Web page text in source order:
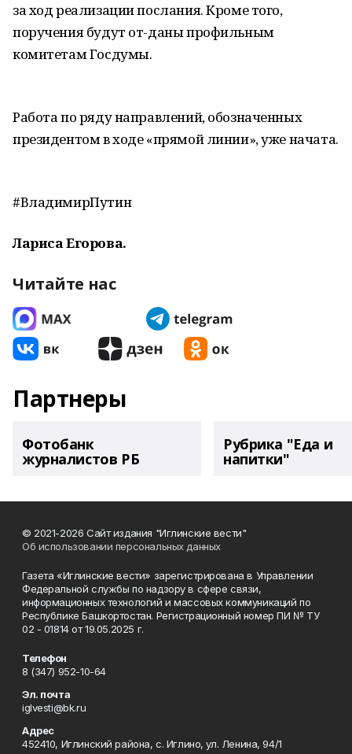
за ход реализации послания. Кроме того,
поручения будут от-даны профильным
комитетам Госдумы.
Работа по ряду направлений, обозначенных
президентом в ходе «прямой линии», уже начата.
#ВладимирПутин
Лариса Егорова.
Читайте нас
Партнеры
Фотобанк
журналистов РБ
Рубрика "Еда и
напитки"
© 2021-2026 Сайт издания "Иглинские вести"
Об использовании персональных данных
Газета «Иглинские вести» зарегистрирована в Управлении
Федеральной службы по надзору в сфере связи,
информационных технологий и массовых коммуникаций по
Республике Башкортостан. Регистрационный номер ПИ № ТУ
02 - 01814 от 19.05.2025 г.
Телефон
8 (347) 952-10-64
Эл. почта
iglvesti@bk.ru
Адрес
452410, Иглинский района, с. Иглино, ул. Ленина, 94/1